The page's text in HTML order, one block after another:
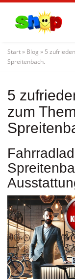
content
Start» Blog » 5
Spreitenbach.
5
zum